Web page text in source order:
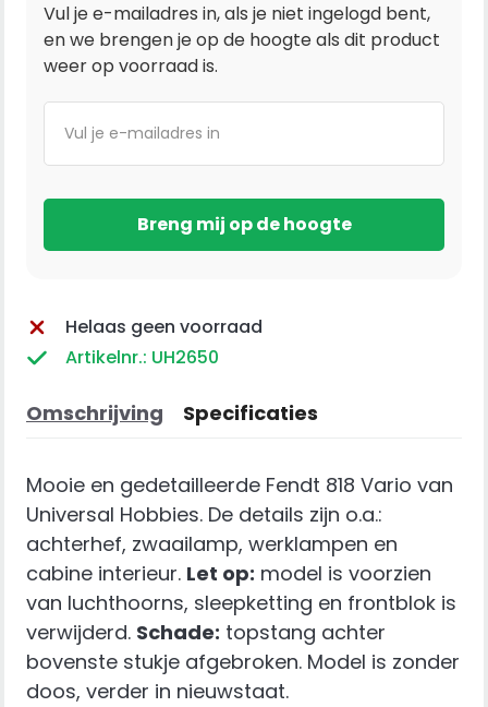
Vul je e-mailadres in, als je niet ingelogd bent,
en we brengen je op de hoogte als dit product
weer op voorraad is.
Helaas geen voorraad
Artikelnr.: UH2650
Omschrijving Specificaties
Mooie en gedetailleerde Fendt 818 Vario van
Universal Hobbies. De details zijn o.a.:
achterhef, zwaailamp, werklampen en
cabine interieur. Let op: model is voorzien
van luchthoorns, sleepketting en frontblok is
verwijderd. Schade: topstang achter
bovenste stukje afgebroken. Model is zonder
doos, verder in nieuwstaat.